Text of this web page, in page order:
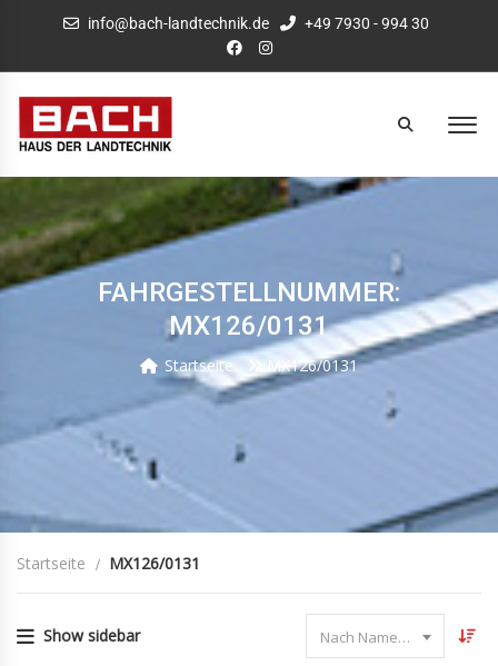
info@bach-landtechnik.de +49 7930 - 994 30
FAHRGESTELLNUMMER:
MX126/0131
Startseite MX126/0131
Startseite MX126/0131
Show sidebar Nach Name sortieren